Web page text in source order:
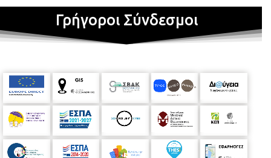
Γρήγοροι Σύνδεσμοι